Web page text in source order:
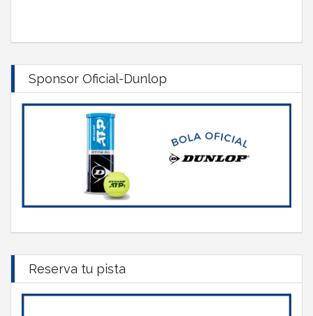
Sponsor Oficial-Dunlop
Reserva tu pista